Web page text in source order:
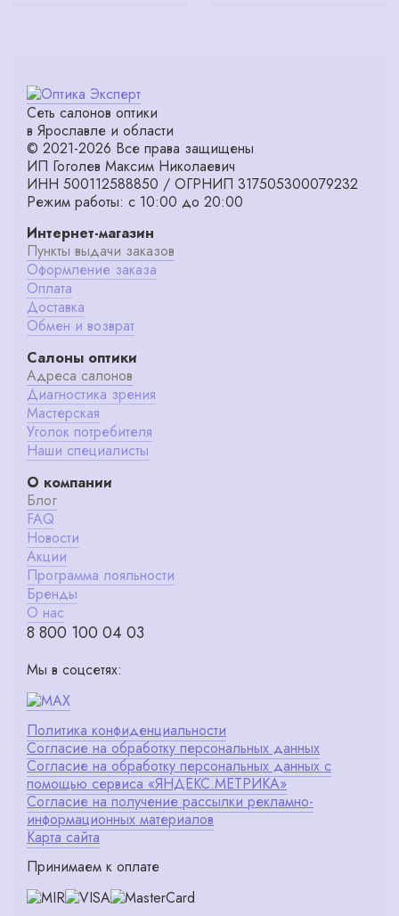
Сеть салонов оптики
в Ярославле и области
© 2021-2026 Все права защищены
ИП Гоголев Максим Николаевич
ИНН 500112588850 / ОГРНИП 317505300079232
Режим работы: с 10:00 до 20:00
Интернет-магазин
Пункты выдачи заказов
Оформление заказа
Оплата
Доставка
Обмен и возврат
Салоны оптики
Адреса салонов
Диагностика зрения
Мастерская
Уголок потребителя
Наши специалисты
О компании
Блог
FAQ
Новости
Акции
Программа лояльности
Бренды
О нас
8 800 100 04 03
Мы в соцсетях:
Политика конфиденциальности
Согласие на обработку персональных данных
Согласие на обработку персональных данных с
помощью сервиса «ЯНДЕКС.МЕТРИКА»
Согласие на получение рассылки рекламно-
информационных материалов
Карта сайта
Принимаем к оплате